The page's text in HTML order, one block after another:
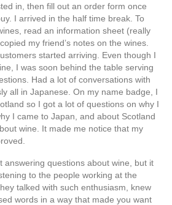
in, then fill out an order form once
I arrived in the half time break. To
read an information sheet (really
my friend’s notes on the wines.
started arriving. Even though I
I was soon behind the table serving
Had a lot of conversations with
all in Japanese. On my name badge, I
so I got a lot of questions on why I
I came to Japan, and about Scotland
wine. It made me notice that my
answering questions about wine, but it
to the people working at the
talked with such enthusiasm, knew
words in a way that made you want